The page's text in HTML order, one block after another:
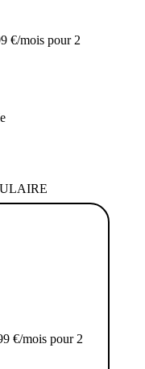
€/mois pour 2
€/mois pour 2